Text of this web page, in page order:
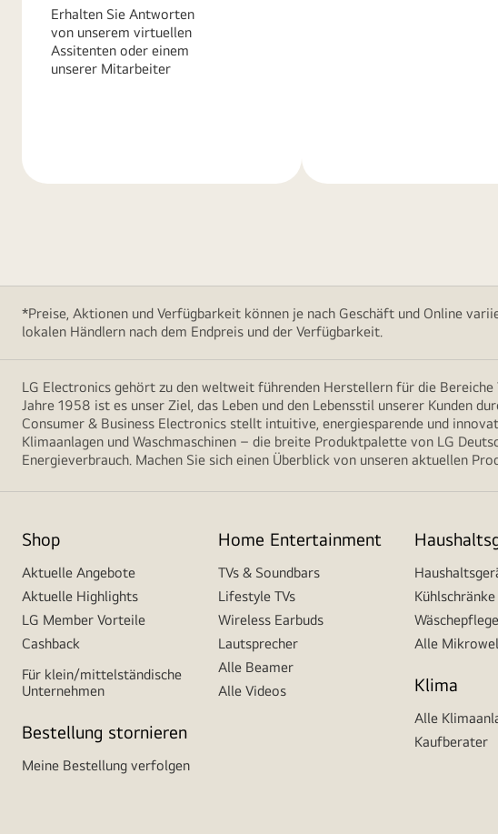
Erhalten Sie Antworten
von unserem virtuellen
Assitenten oder einem
unserer Mitarbeiter
*Preise, Aktionen und Verfügbarkeit können je nach Geschäft und Online
lokalen Händlern nach dem Endpreis und der Verfügbarkeit.
LG Electronics gehört zu den weltweit führenden Herstellern für die
Jahre 1958 ist es unser Ziel, das Leben und den Lebensstil unserer Kunden
Consumer & Business Electronics stellt intuitive, energiesparende und
Klimaanlagen und Waschmaschinen – die breite Produktpalette von LG
Energieverbrauch. Machen Sie sich einen Überblick von unseren aktuellen
Shop
Aktuelle Angebote
Aktuelle Highlights
LG Member Vorteile
Cashback
Für klein/mittelständische
Unternehmen
Bestellung stornieren
Meine Bestellung verfolgen
Home Entertainment
TVs & Soundbars
Lifestyle TVs
Wireless Earbuds
Lautsprecher
Alle Beamer
Alle Videos
Wäschepflege
Alle
Klima
Alle
Kaufberater